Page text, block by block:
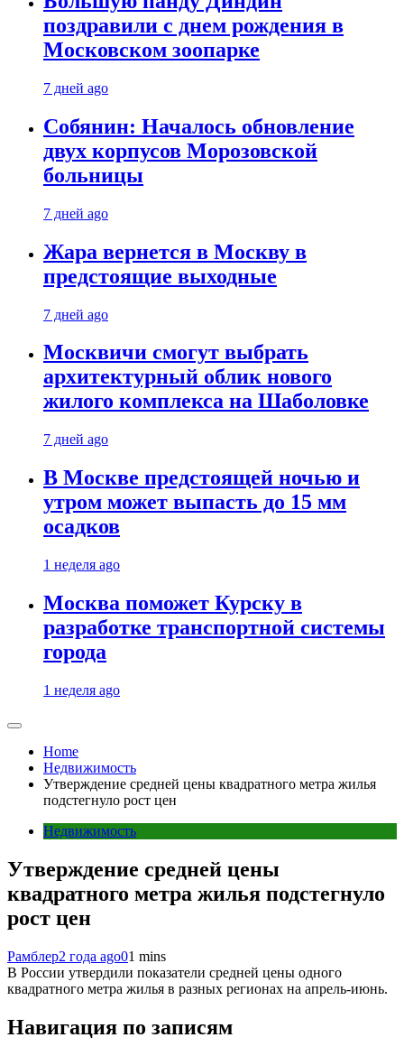
поздравили с днем рождения в
Московском зоопарке
7 дней ago
Собянин: Началось обновление
двух корпусов Морозовской
больницы
7 дней ago
Жара вернется в Москву в
предстоящие выходные
7 дней ago
Москвичи смогут выбрать
архитектурный облик нового
жилого комплекса на Шаболовке
7 дней ago
В Москве предстоящей ночью и
утром может выпасть до 15 мм
осадков
1 неделя ago
Москва поможет Курску в
разработке транспортной системы
города
1 неделя ago
Home
Недвижимость
Утверждение средней цены квадратного метра жилья
подстегнуло рост цен
Недвижимость
Утверждение средней цены
квадратного метра жилья подстегнуло
рост цен
Рамблер2 года ago01 mins
В России утвердили показатели средней цены одного
квадратного метра жилья в разных регионах на апрель-июнь.
Навигация по записям